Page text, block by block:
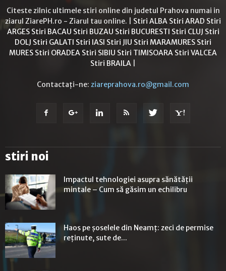
Citeste zilnic ultimele stiri online din judetul Prahova numai in
ziarul ZiarePH.ro - Ziarul tau online. | Stiri ALBA Stiri ARAD Stiri
ARGES Stiri BACAU Stiri BUZAU Stiri BUCURESTI Stiri CLUJ Stiri
DOLJ Stiri GALATI Stiri IASI Stiri JIU Stiri MARAMURES Stiri
MURES Stiri ORADEA Stiri SIBIU Stiri TIMISOARA Stiri VALCEA
Stiri BRAILA
Contactați-ne: ziareprahova.ro@gmail.com
stiri noi
Impactul tehnologiei asupra sănătății
mintale – Cum să găsim un echilibru
Haos pe șoselele din Neamț: zeci de permise
reținute, sute de...